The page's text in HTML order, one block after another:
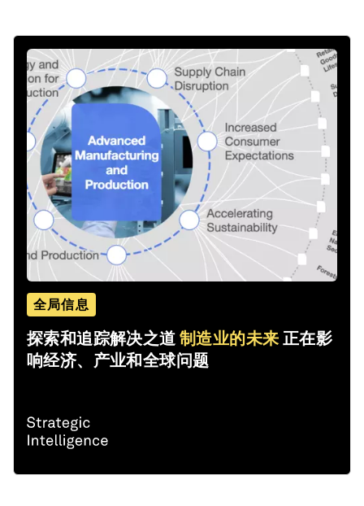
全局信息
探索和追踪解决之道制造业的未来 正在影
响经济、产业和全球问题